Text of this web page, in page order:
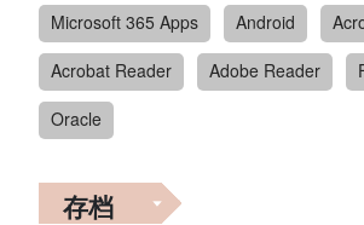
Microsoft 365 Apps
Android
Acrobat Reader
Adobe Reader
Oracle
存档